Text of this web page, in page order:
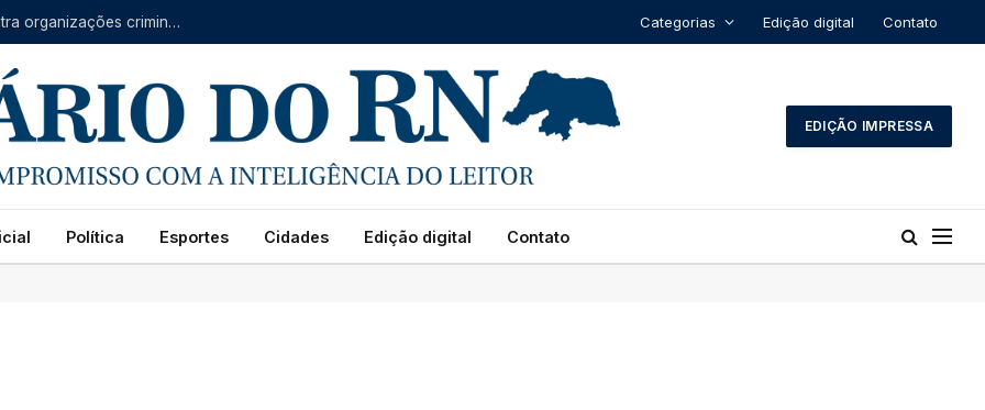
Forças do RN, CE e PB se unem em operação contra organizações criminosas Categorias Edição digital Contato
EDIÇÃO IMPRESSA
Política Esportes Cidades Edição digital Contato